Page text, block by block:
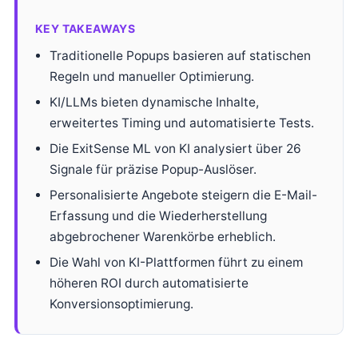
KEY TAKEAWAYS
Traditionelle Popups basieren auf statischen
Regeln und manueller Optimierung.
KI/LLMs bieten dynamische Inhalte,
erweitertes Timing und automatisierte Tests.
Die ExitSense ML von KI analysiert über 26
Signale für präzise Popup-Auslöser.
Personalisierte Angebote steigern die E-Mail-
Erfassung und die Wiederherstellung
abgebrochener Warenkörbe erheblich.
Die Wahl von KI-Plattformen führt zu einem
höheren ROI durch automatisierte
Konversionsoptimierung.